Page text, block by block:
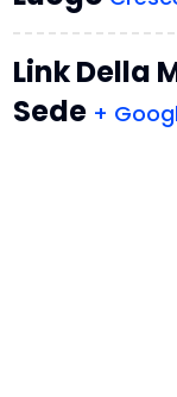
Link Della
Sede +